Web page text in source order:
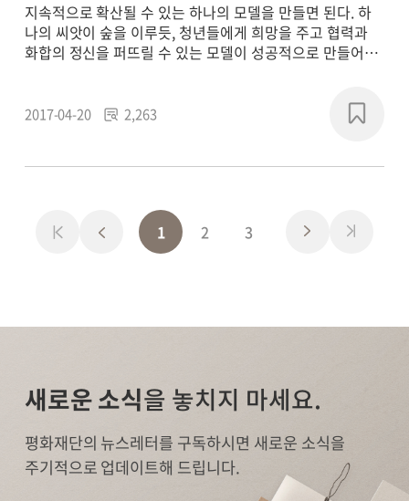
지속적으로 확산될 수 있는 하나의 모델을 만들면 된다. 하
나의 씨앗이 숲을 이루듯, 청년들에게 희망을 주고 협력과
화합의 정신을 퍼뜨릴 수 있는 모델이 성공적으로 만들어지
인 방안이 아니라, 실현 가능하고 그러기에 희망을 주는 방
2017-04-20 2,263
1 2 3
새로운 소식을 놓치지 마세요.
평화재단의 뉴스레터를 구독하시면 새로운 소식을
주기적으로 업데이트해 드립니다.